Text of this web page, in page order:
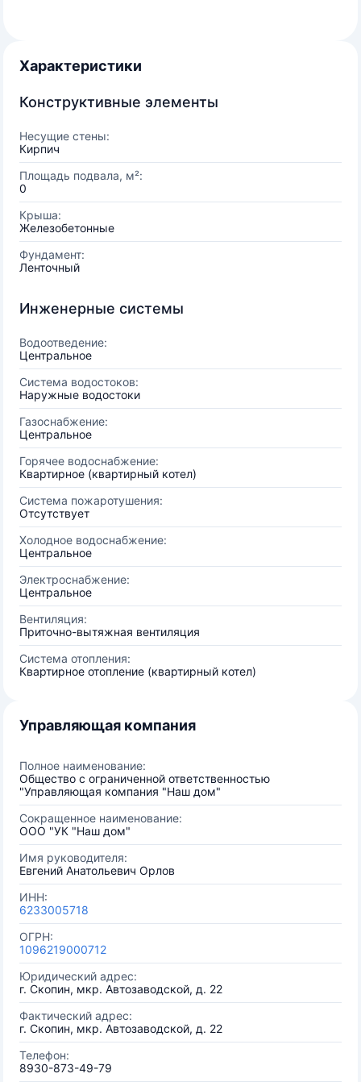
Характеристики
Конструктивные элементы
Несущие стены:
Кирпич
Площадь подвала, м²:
0
Крыша:
Железобетонные
Фундамент:
Ленточный
Инженерные системы
Водоотведение:
Центральное
Система водостоков:
Наружные водостоки
Газоснабжение:
Центральное
Горячее водоснабжение:
Квартирное (квартирный котел)
Система пожаротушения:
Отсутствует
Холодное водоснабжение:
Центральное
Электроснабжение:
Центральное
Вентиляция:
Приточно-вытяжная вентиляция
Система отопления:
Квартирное отопление (квартирный котел)
Управляющая компания
Полное наименование:
Общество с ограниченной ответственностью
"Управляющая компания "Наш дом"
Сокращенное наименование:
ООО "УК "Наш дом"
Имя руководителя:
Евгений Анатольевич Орлов
ИНН:
6233005718
ОГРН:
1096219000712
Юридический адрес:
г. Скопин, мкр. Автозаводской, д. 22
Фактический адрес:
г. Скопин, мкр. Автозаводской, д. 22
Телефон:
8930-873-49-79